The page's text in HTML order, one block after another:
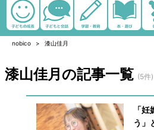
nobico 漆山佳月
漆山佳月の記事一覧 (5件)
「
う」